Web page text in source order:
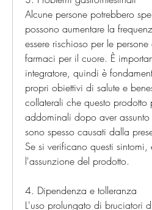
Alcune persone potrebbero
possono aumentare la
essere rischioso per le
farmaci per il cuore. È
integratore, quindi è
propri obiettivi di salute e
collaterali che questo
addominali dopo aver
sono spesso causati dalla
Se si verificano questi
l'assunzione del prodotto.
4. Dipendenza e tolleranza
L'uso prolungato di bruciatori